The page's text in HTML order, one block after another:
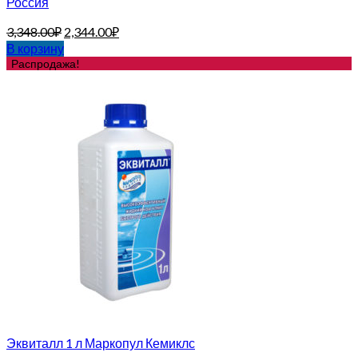
3,348.00₽ 2,344.00₽
В корзину
Распродажа!
Эквиталл 1 л Маркопул Кемиклс